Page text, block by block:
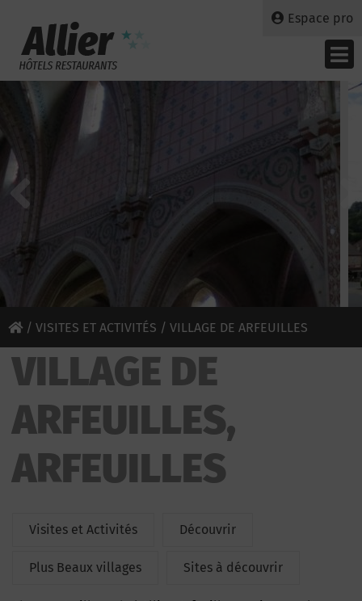
Espace pro
/ VISITES ET ACTIVITÉS / VILLAGE DE ARFEUILLES
VILLAGE DE
ARFEUILLES,
ARFEUILLES
Visites et Activités Découvrir
Plus Beaux villages Sites à découvrir